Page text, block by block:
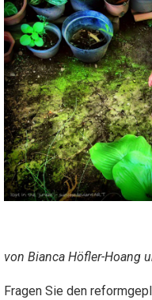
von Bianca Höfler-Hoang
Fragen Sie den